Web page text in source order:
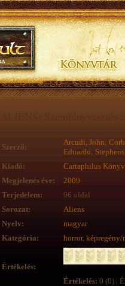
ALIENS: Szemfényvesztés
Szerző:
Arcudi, John;
Eduardo;
Kiadó:
Cartaphilus
Megjelenés éve:
2009
Terjedelem:
96 oldal
Sorozat:
Aliens
Nyelv:
magyar
Kategória:
horror, képregény/
Értékelés:
Értékelés: 0 (0) |